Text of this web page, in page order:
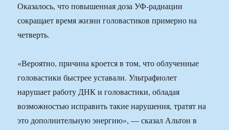
Оказалось, что повышенная доза УФ-радиации
сокращает время жизни головастиков примерно на
четверть.
«Вероятно, причина кроется в том, что облученные
головастики быстрее уставали. Ультрафиолет
нарушает работу ДНК и головастики, обладая
возможностью исправить такие нарушения, тратят на
это дополнительную энергию», — сказал Альтон в